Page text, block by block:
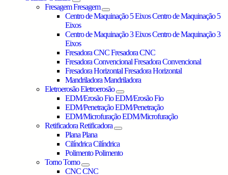
FresagemFresagem
Centro de Maquinação 5 EixosCentro de Maquinação 5
Eixos
Centro de Maquinação 3 EixosCentro de Maquinação 3
Eixos
Fresadora CNCFresadora CNC
Fresadora ConvencionalFresadora Convencional
Fresadora HorizontalFresadora Horizontal
MandriladoraMandriladora
EletroerosãoEletroerosão
EDM/Erosão FioEDM/Erosão Fio
EDM/PenetraçãoEDM/Penetração
EDM/MicrofuraçãoEDM/Microfuração
RetificadoraRetificadora
PlanaPlana
CilíndricaCilíndrica
PolimentoPolimento
TornoTorno
CNCCNC